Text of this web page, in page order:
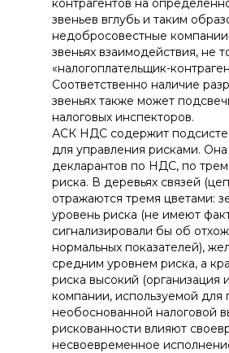
контрагентов на
звеньев вглубь и таким
недобросовестные
звеньях взаимодействия, не
«налогоплательщик-
Соответственно наличие
звеньях также может
налоговых инспекторов.
АСК НДС содержит
для управления рисками.
декларантов по НДС, по
риска. В деревьях связей
отражаются тремя цветами:
уровень риска (не имеют
сигнализировали бы об
нормальных показателей),
средним уровнем риска, а
риска высокий (организация
компании, используемой для
необоснованной налоговой
рискованности влияют
несвоевременное